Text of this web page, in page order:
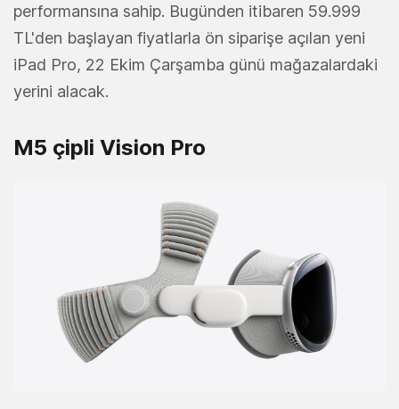
performansına sahip. Bugünden itibaren 59.999
TL'den başlayan fiyatlarla ön siparişe açılan yeni
iPad Pro, 22 Ekim Çarşamba günü mağazalardaki
yerini alacak.
M5 çipli Vision Pro